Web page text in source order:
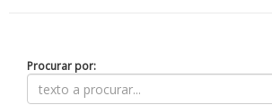
Procurar por: